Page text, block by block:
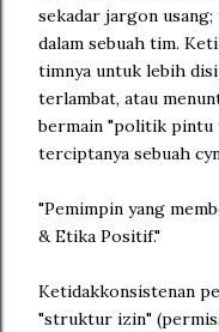
sekadar jargon usang;
dalam sebuah tim.
timnya untuk lebih
terlambat, atau
bermain "politik pintu
terciptanya sebuah
"Pemimpin yang
& Etika Positif."
Ketidakkonsistenan
"struktur izin"